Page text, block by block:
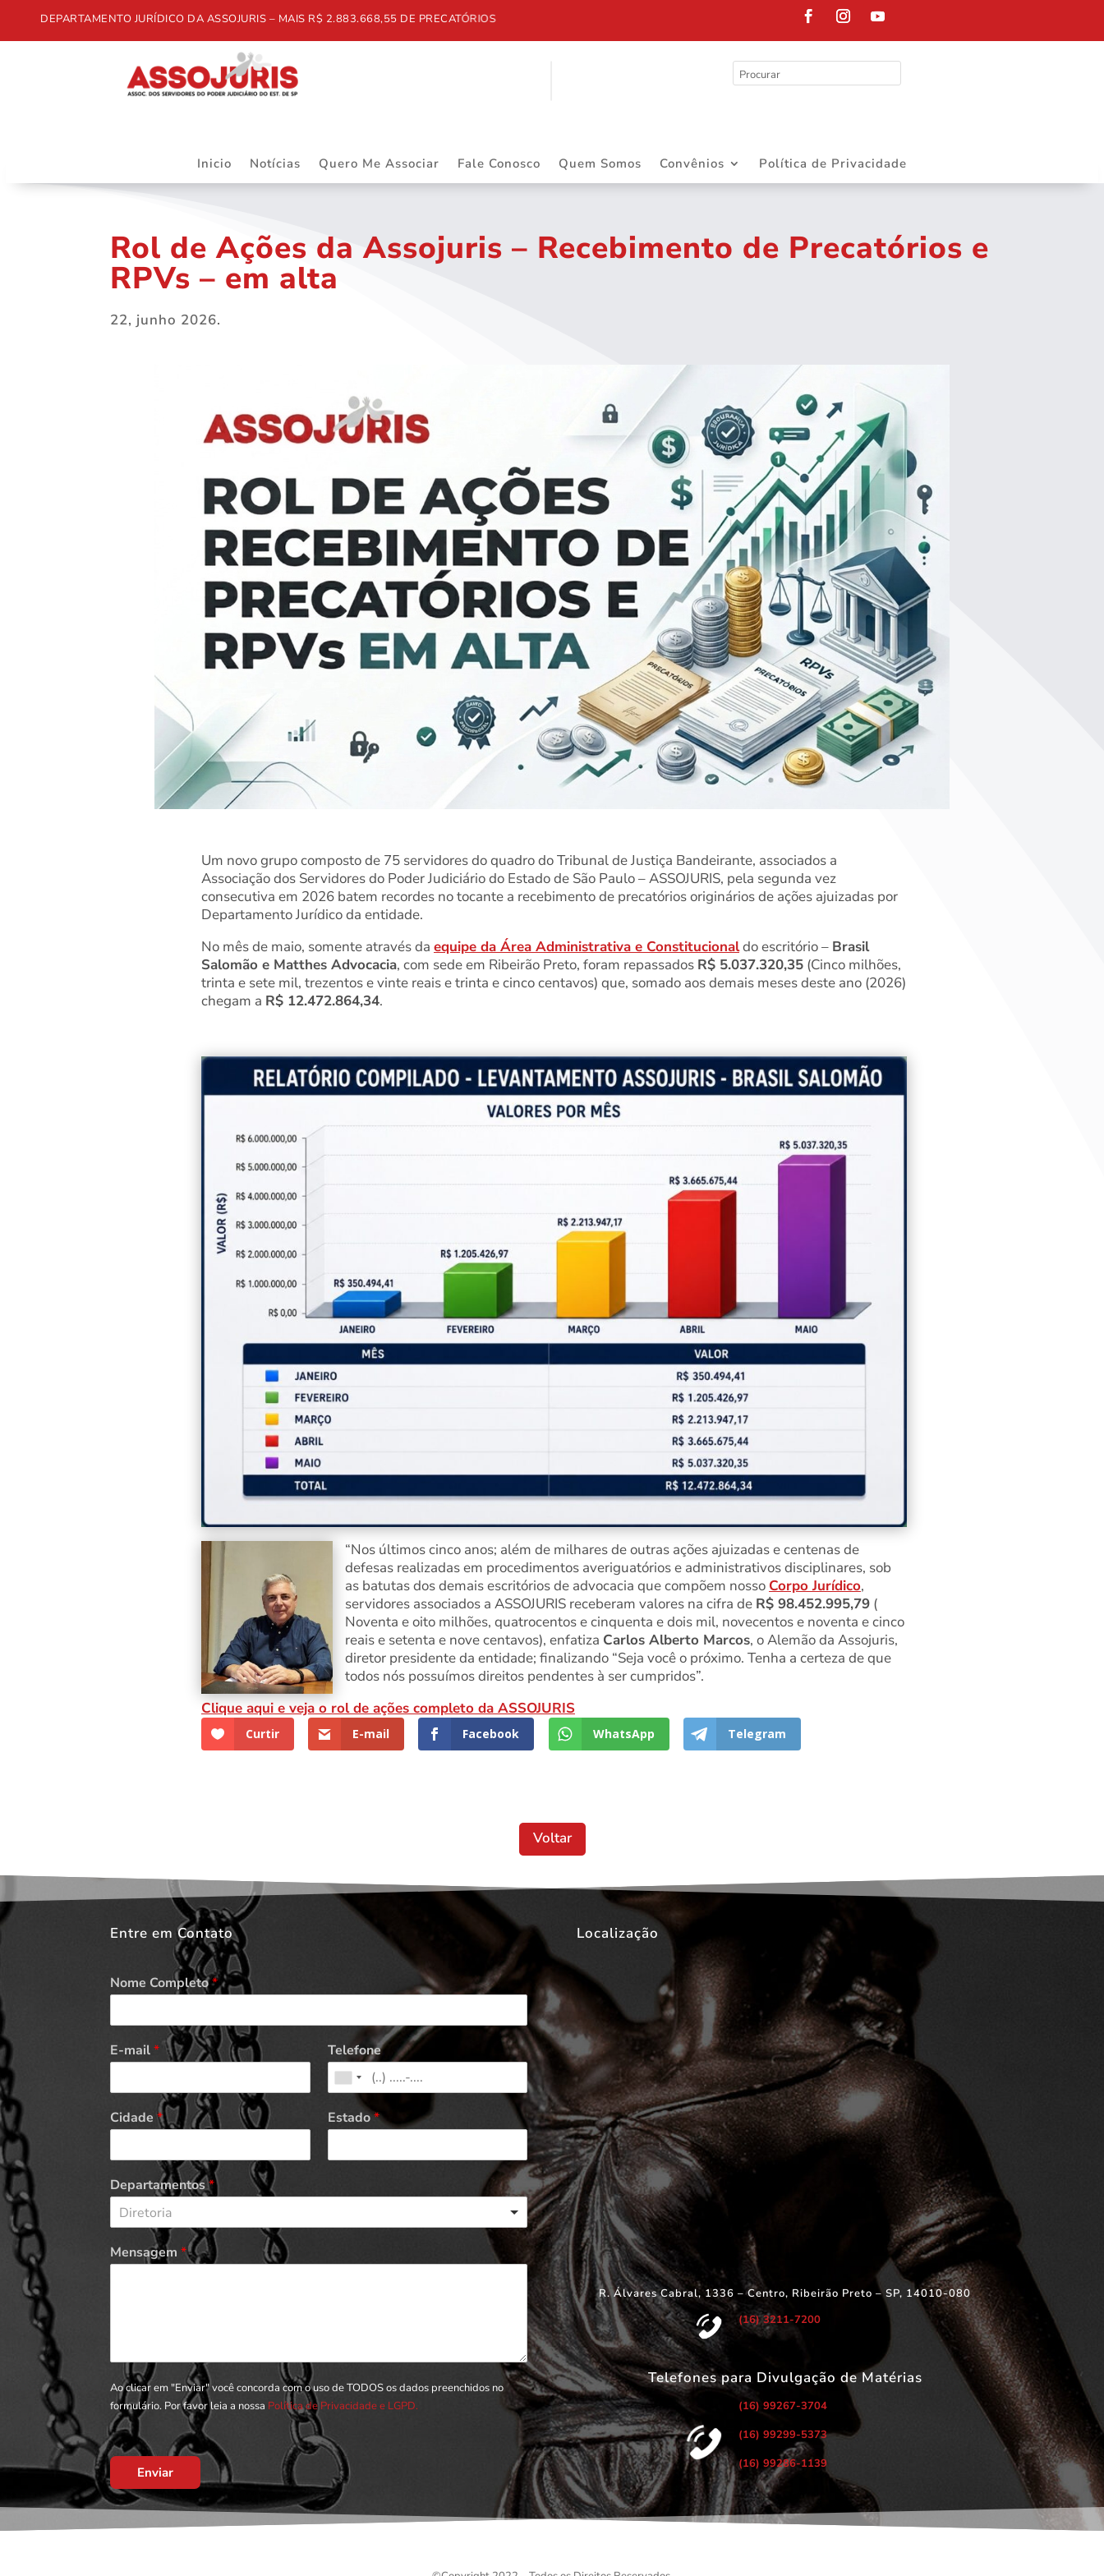
DEPARTAMENTO JURÍDICO DA ASSOJURIS – MAIS R$ 2.883.668,55 DE PRECATÓRIOS
Inicio Notícias Quero Me Associar Fale Conosco Quem Somos Convênios Política de Privacidade
Rol de Ações da Assojuris – Recebimento de Precatórios e
RPVs – em alta
22, junho 2026.
Um novo grupo composto de 75 servidores do quadro do Tribunal de Justiça Bandeirante, associados a
Associação dos Servidores do Poder Judiciário do Estado de São Paulo – ASSOJURIS, pela segunda vez
consecutiva em 2026 batem recordes no tocante a recebimento de precatórios originários de ações ajuizadas por
Departamento Jurídico da entidade.
No mês de maio, somente através da equipe da Área Administrativa e Constitucionaldo escritório – Brasil
Salomão e Matthes Advocacia, com sede em Ribeirão Preto, foram repassados R$ 5.037.320,35 (Cinco milhões,
trinta e sete mil, trezentos e vinte reais e trinta e cinco centavos) que, somado aos demais meses deste ano (2026)
chegam a R$ 12.472.864,34.
“Nos últimos cinco anos; além de milhares de outras ações ajuizadas e centenas de
defesas realizadas em procedimentos averiguatórios e administrativos disciplinares, sob
as batutas dos demais escritórios de advocacia que compõem nosso Corpo Jurídico,
servidores associados a ASSOJURIS receberam valores na cifra de R$ 98.452.995,79 (
Noventa e oito milhões, quatrocentos e cinquenta e dois mil, novecentos e noventa e cinco
reais e setenta e nove centavos), enfatiza Carlos Alberto Marcos, o Alemão da Assojuris,
diretor presidente da entidade; finalizando “Seja você o próximo. Tenha a certeza de que
todos nós possuímos direitos pendentes à ser cumpridos”.
Clique aqui e veja o rol de ações completo da ASSOJURIS
Curtir E-mail Facebook WhatsApp Telegram
Voltar
Entre em Contato
Nome Completo*
E-mail* Telefone
Cidade* Estado*
Departamentos*
Diretoria
Mensagem*
Ao clicar em "Enviar" você concorda com o uso de TODOS os dados preenchidos no
formulário. Por favor leia a nossa Política de Privacidade e LGPD.
Enviar
Localização
R. Álvares Cabral, 1336 – Centro, Ribeirão Preto – SP, 14010-080
(16) 3211-7200
Telefones para Divulgação de Matérias
(16) 99267-3704
(16) 99299-5373
(16) 99286-1139